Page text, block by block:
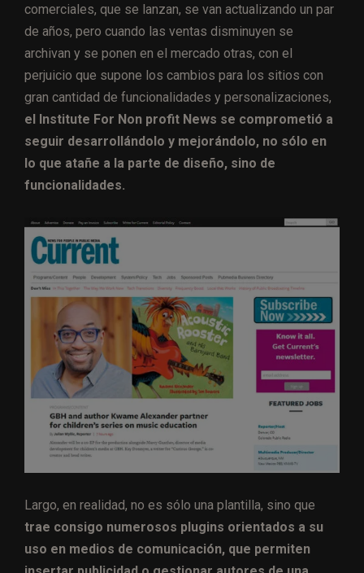
comerciales, que se lanzan, se van actualizando un par
de años, pero cuando las ventas disminuyen se
archivan y se ponen en el mercado otras, con el
perjuicio que supone los cambios para los sitios con
gran cantidad de funcionalidades y personalizaciones,
el Institute For Non profit News se comprometió a
seguir desarrollándolo y mejorándolo, no sólo en
lo que atañe a la parte de diseño, sino de
funcionalidades.
Largo, en realidad, no es sólo una plantilla, sino que
trae consigo numerosos plugins orientados a su
uso en medios de comunicación, que permiten